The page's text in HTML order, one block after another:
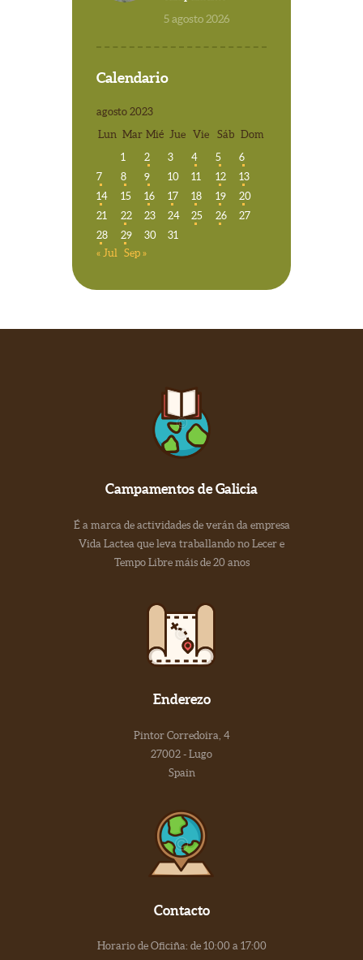
5 agosto 2026
Calendario
agosto 2023
Lun Mar Mié Jue Vie Sáb Dom
1
2 3 4 5
6
7
8 9 10 11 12
13
14
15 16 17 18 19
20
21
22 23 24 25 26
27
28
29 30
31
« Jul Sep »
Campamentos de Galicia
É a marca de actividades de verán da empresa
Vida Lactea que leva traballando no Lecer e
Tempo Libre máis de 20 anos
Enderezo
Pintor Corredoira, 4
27002 - Lugo
Spain
Contacto
Horario de Oficiña: de 10:00 a 17:00